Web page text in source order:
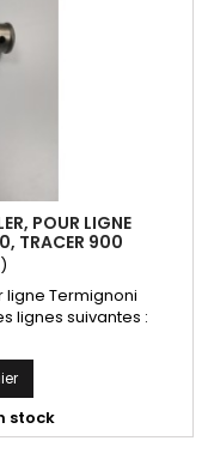
POUR LIGNE
TRACER 900
ligne Termignoni
lignes suivantes :
stock